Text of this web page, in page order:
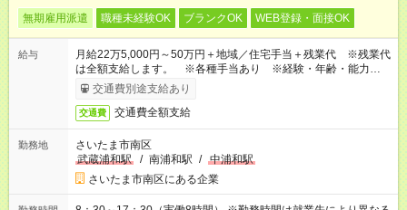
無期雇用派遣 職種未経験OK ブランクOK WEB登録・面接OK
給与
月給22万5,000円～50万円＋地域／住宅手当＋残業代 ※残業代
は全額支給します。 ※各種手当あり ※経験・年齢・能力等を
考慮して加給・優遇します。
交通費別途支給あり
交通費 交通費全額支給
勤務地
さいたま市南区
武蔵浦和駅
/ 南浦和駅 / 中浦和駅
さいたま市南区にある企業